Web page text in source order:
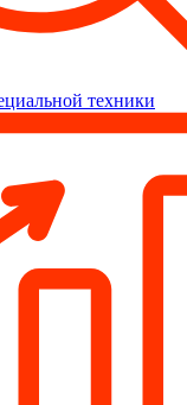
техники